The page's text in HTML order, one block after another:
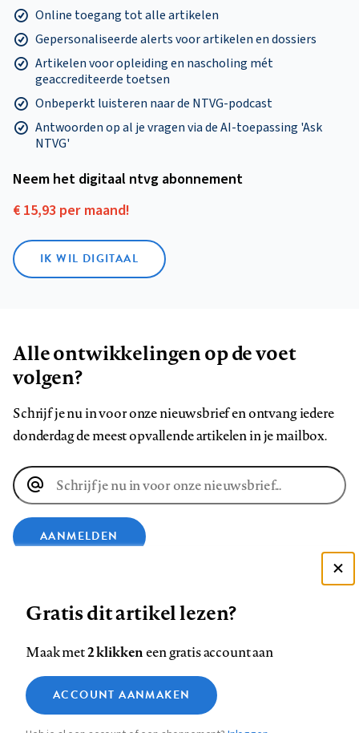
Online toegang tot alle artikelen
Gepersonaliseerde alerts voor artikelen en dossiers
Artikelen voor opleiding en nascholing mét
geaccrediteerde toetsen
Onbeperkt luisteren naar de NTVG-podcast
Antwoorden op al je vragen via de AI-toepassing 'Ask
NTVG'
Neem het digitaal ntvg abonnement
€ 15,93 per maand!
IK WIL DIGITAAL
Alle ontwikkelingen op de voet
volgen?
Schrijf je nu in voor onze nieuwsbrief en ontvang iedere
donderdag de meest opvallende artikelen in je mailbox.
E-
mailadres
AANMELDEN
op
Facebook
op
LinkedIn
op
Bluesky
ons
op
InstagramYouTube
Footer
Contact Colofon Disclaimer Privacy
Medische vragen verdienen
betrouwbare antwoorden
Zie onze cookie policy
Analytische cookies
Gratis dit artikel lezen?
Maak met2 klikkeneen gratis account aan
ACCOUNT AANMAKEN